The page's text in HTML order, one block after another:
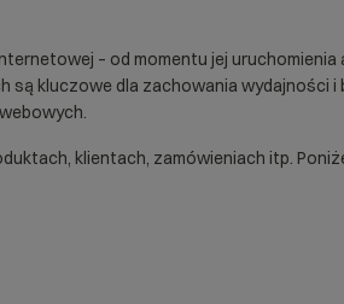
– od momentu jej
są kluczowe dla zachowania wydajności
klientach, zamówieniach itp.